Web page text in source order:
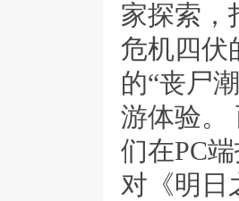
家探索，
危机四伏
的“丧尸
游体验。
们在PC
对《明日